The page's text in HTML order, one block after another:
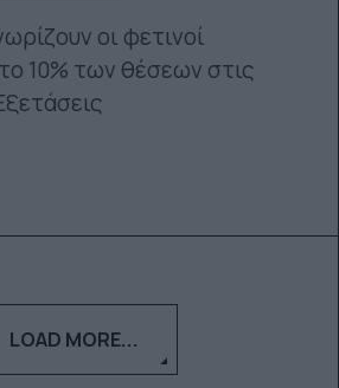
οι φετινοί
10% των θέσεων στις
LOAD MORE...